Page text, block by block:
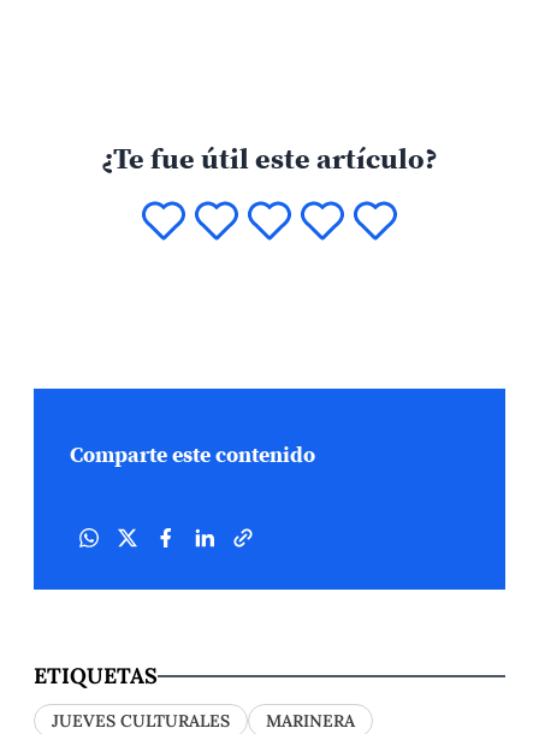
¿Te fue útil este artículo?
Comparte este contenido
ETIQUETAS
JUEVES CULTURALES MARINERA